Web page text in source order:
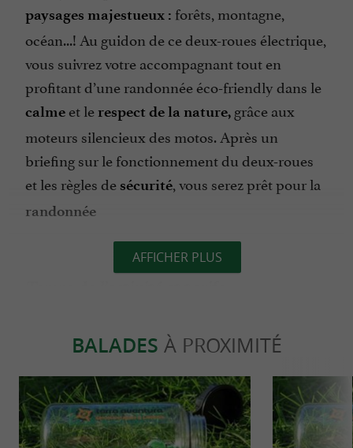
paysages majestueux : forêts, montagne,
océan...! Au guidon de ce deux-roues électrique,
vous suivrez votre accompagnant tout en
profitant d’une randonnée éco-friendly dans le
calme et le respect de la nature, grâce aux
moteurs silencieux des motos. Après un
briefing sur le fonctionnement du deux-roues
et les règles de sécurité, vous serez prêt pour la
randonnée
environ 2h avec lebriefing de sécuritéet
Pour les tarifs
AFFICHER PLUS
BALADES À PROXIMITÉ